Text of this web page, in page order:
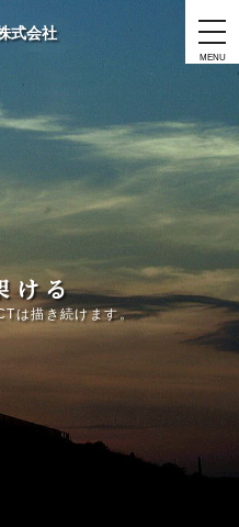
式会社
MENU
け る
は描き続けます。